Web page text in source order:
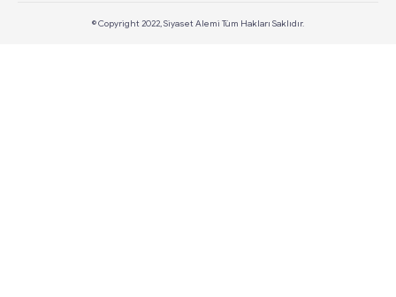
© Copyright 2022, Siyaset Alemi Tüm Hakları Saklıdır.